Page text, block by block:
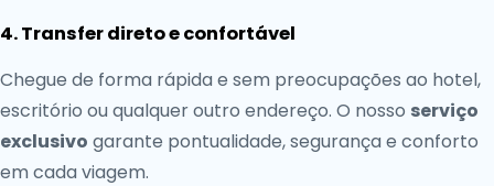
4. Transfer direto e confortável
Chegue de forma rápida e sem preocupações ao hotel,
escritório ou qualquer outro endereço. O nosso serviço
exclusivo garante pontualidade, segurança e conforto
em cada viagem.